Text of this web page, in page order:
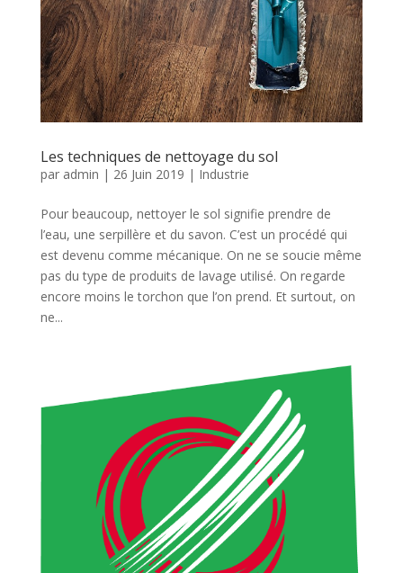
Les techniques de nettoyage du sol
par admin | 26 Juin 2019 | Industrie
Pour beaucoup, nettoyer le sol signifie prendre de
l’eau, une serpillère et du savon. C’est un procédé qui
est devenu comme mécanique. On ne se soucie même
pas du type de produits de lavage utilisé. On regarde
encore moins le torchon que l’on prend. Et surtout, on
ne...